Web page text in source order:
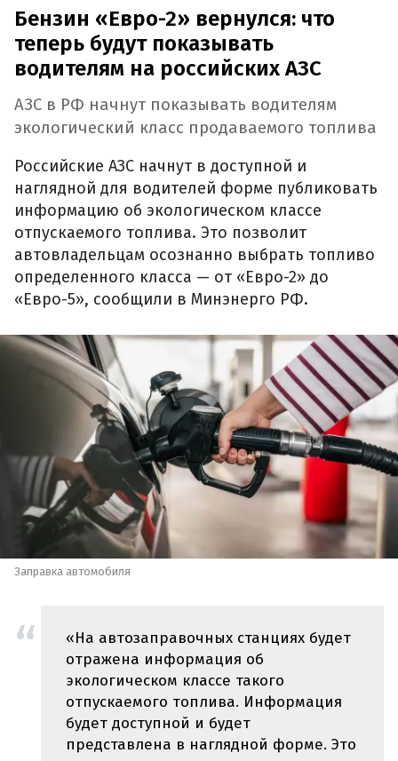
Бензин «Евро-2» вернулся: что
теперь будут показывать
водителям на российских АЗС
АЗС в РФ начнут показывать водителям
экологический класс продаваемого топлива
Российские АЗС начнут в доступной и
наглядной для водителей форме публиковать
информацию об экологическом классе
отпускаемого топлива. Это позволит
автовладельцам осознанно выбрать топливо
определенного класса — от «Евро-2» до
«Евро-5», сообщили в Минэнерго РФ.
Заправка автомобиля
«На автозаправочных станциях будет
отражена информация об
экологическом классе такого
отпускаемого топлива. Информация
будет доступной и будет
представлена в наглядной форме. Это